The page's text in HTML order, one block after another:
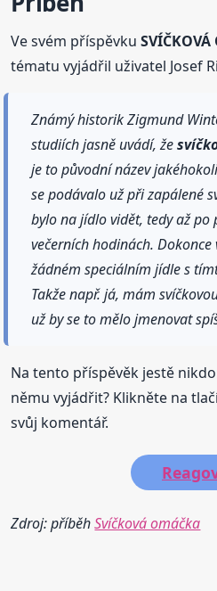
Ve svém příspěvku
tématu vyjádřil uživatel Josef
Známý historik Zigmund
studiích jasně uvádí, že
je to původní název
se podávalo už při zapálené
bylo na jídlo vidět, tedy až po
večerních hodinách. Dokonce
žádném speciálním jídle s
Takže např. já, mám
už by se to mělo jmenovat
Na tento příspěvěk jestě
němu vyjádřit? Klikněte na
svůj komentář.
Zdroj: příběhSvíčková omáčka